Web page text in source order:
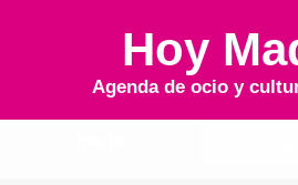
Hoy
Agenda de ocio y